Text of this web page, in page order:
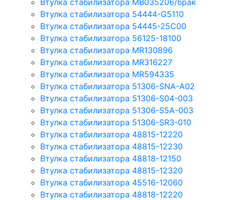
Втулка стабилизатора MB035206/брак
Втулка стабилизатора 54444-G5110
Втулка стабилизатора 54445-25C00
Втулка стабилизатора 56125-18100
Втулка стабилизатора MR130896
Втулка стабилизатора MR316227
Втулка стабилизатора MR594335
Втулка стабилизатора 51306-SNA-A02
Втулка стабилизатора 51306-S04-003
Втулка стабилизатора 51306-S5A-003
Втулка стабилизатора 51306-SR3-010
Втулка стабилизатора 48815-12220
Втулка стабилизатора 48815-12230
Втулка стабилизатора 48818-12150
Втулка стабилизатора 48815-12320
Втулка стабилизатора 45516-12060
Втулка стабилизатора 48818-12220